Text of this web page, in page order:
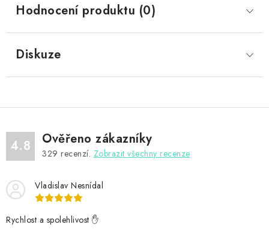
Hodnocení produktu (0)
Diskuze
4.8 Ověřeno zákazníky
329 recenzí. Zobrazit všechny recenze
Vladislav Nesnídal
Rychlost a spolehlivost ✋